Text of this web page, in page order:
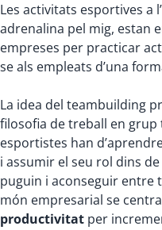
Les activitats esportives a
adrenalina pel mig, estan
empreses per practicar
se als empleats d’una
La idea del teambuilding
filosofia de treball en grup
esportistes han
i assumir el seu rol dins
puguin i aconseguir entre
món empresarial se
productivitat per